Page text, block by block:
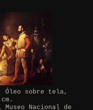
Óleo sobre tela,
Nacional de